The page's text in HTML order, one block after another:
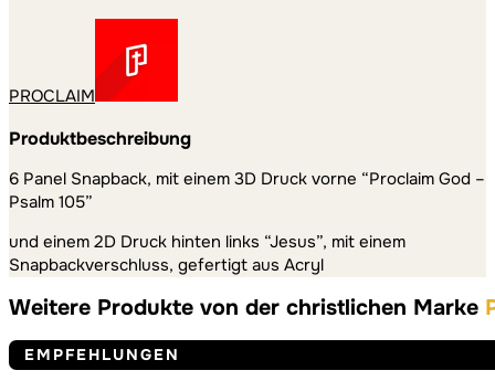
PROCLAIM
Produktbeschreibung
6 Panel Snapback, mit einem 3D Druck vorne “Proclaim God –
Psalm 105”
und einem 2D Druck hinten links “Jesus”, mit einem
Snapbackverschluss, gefertigt aus Acryl
Weitere Produkte von der christlichen Marke
EMPFEHLUNGEN